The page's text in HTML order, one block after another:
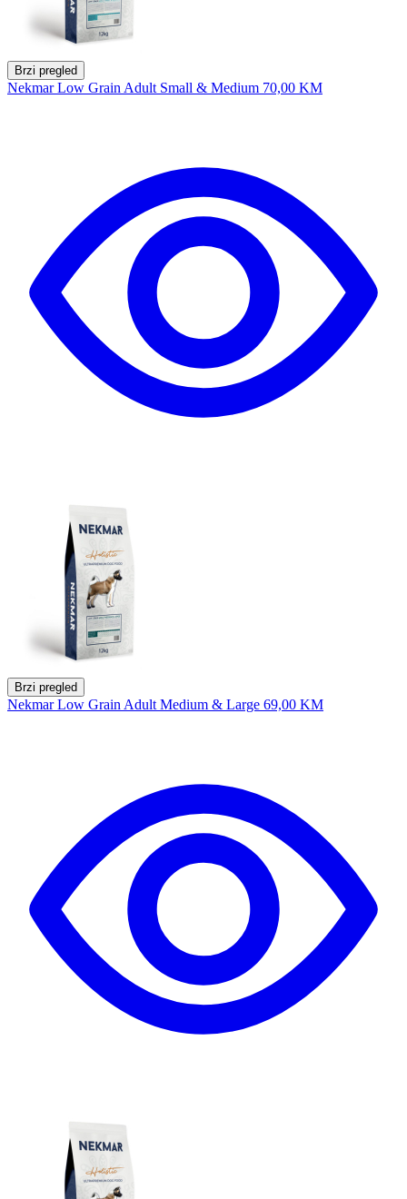
Brzi pregled
Nekmar Low Grain Adult Small & Medium 70,00 KM
Brzi pregled
Nekmar Low Grain Adult Medium & Large 69,00 KM